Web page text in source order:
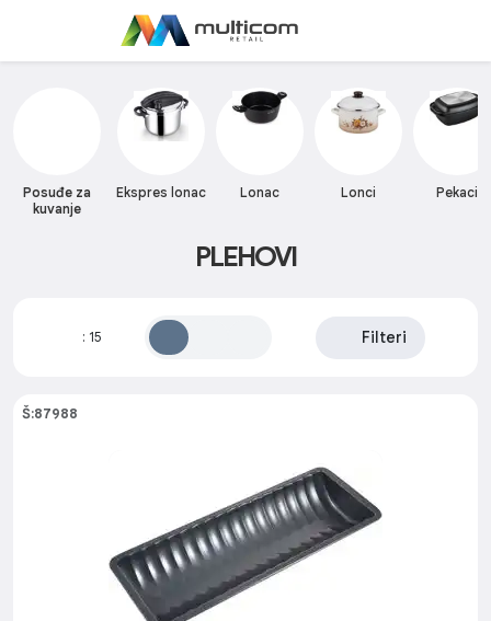
Posuđe za
kuvanje
Ekspres lonac Lonac Lonci Pekaci
PLEHOVI
: 15 Filteri
Š:87988